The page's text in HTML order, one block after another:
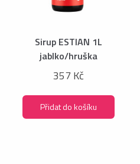
Sirup ESTIAN 1L
jablko/hruška
357 Kč
Přidat do košíku